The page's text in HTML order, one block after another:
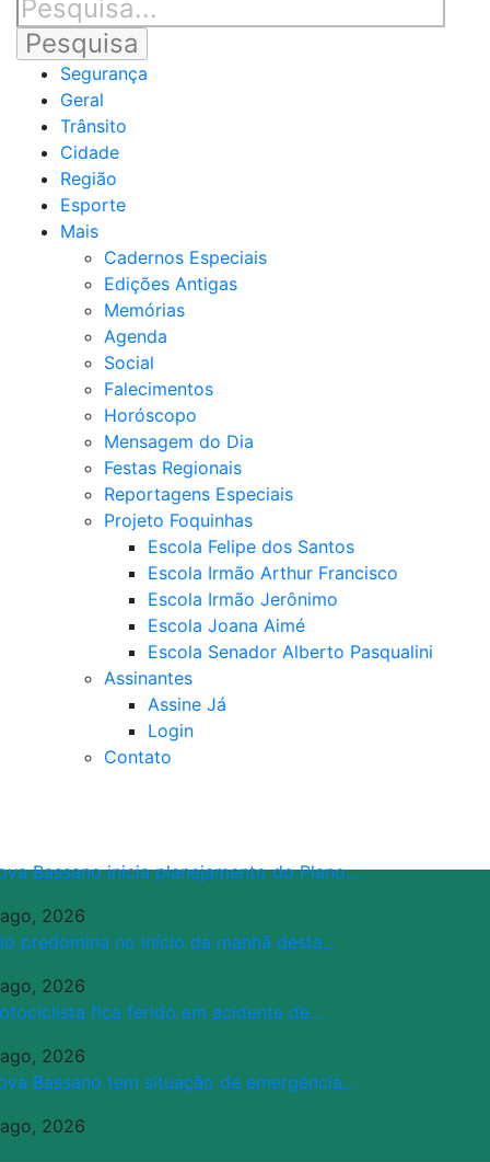
Segurança
Geral
Trânsito
Cidade
Região
Esporte
Mais
Cadernos Especiais
Edições Antigas
Memórias
Agenda
Social
Falecimentos
Horóscopo
Mensagem do Dia
Festas Regionais
Reportagens Especiais
Projeto Foquinhas
Escola Felipe dos Santos
Escola Irmão Arthur Francisco
Escola Irmão Jerônimo
Escola Joana Aimé
Escola Senador Alberto Pasqualini
Assinantes
Assine Já
Login
Contato
Bassano inicia planejamento do Plano…
2026
predomina no início da manhã desta…
2026
fica ferido em acidente de…
2026
Bassano tem situação de emergência…
2026